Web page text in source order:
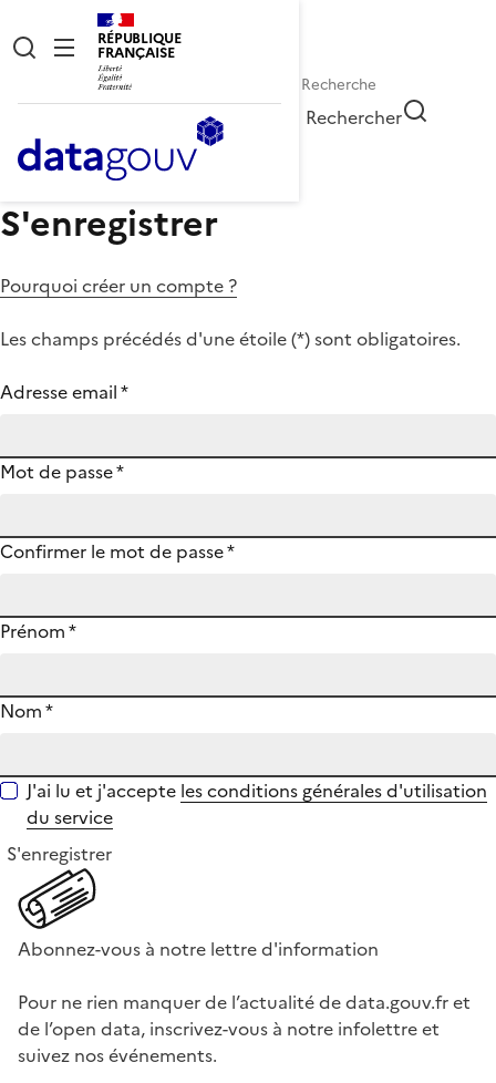
RÉPUBLIQUE
FRANÇAISE
Rechercher
S'enregistrer
Pourquoi créer un compte ?
Les champs précédés d'une étoile (*) sont obligatoires.
Adresse email*
Mot de passe*
Confirmer le mot de passe*
Prénom*
Nom*
J'ai lu et j'accepte les conditions générales d'utilisation
du service
S'enregistrer
Abonnez-vous à notre lettre d'information
Pour ne rien manquer de l’actualité de data.gouv.fr et
de l’open data, inscrivez-vous à notre infolettre et
suivez nos événements.